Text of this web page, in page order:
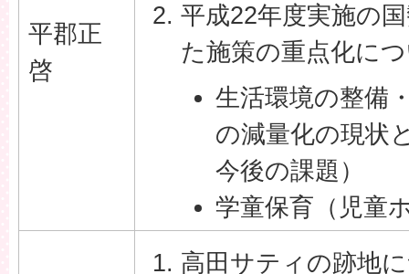
平郡正
啓
平成22年度実施の
た施策の重点化に
生活環境の整備
の減量化の現状
今後の課題）
学童保育（児童
高田サティの跡地